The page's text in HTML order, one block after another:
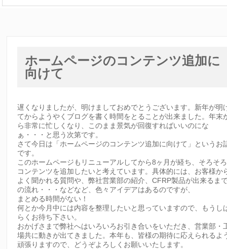
ホームページのコンテンツ追加に
向けて
遅くなりましたが、明けましておめでとうございます。新年が明
てからようやくブログを書く時間をとることが出来ました。年末
ら非常に忙しくなり、このまま景気が回復すればいいのにな
ぁ・・・と思う次第です。
さて今日は「ホームページのコンテンツ追加に向けて」というお
です。
このホームページもリニューアルしてから8ヶ月が経ち、そろそろ
コンテンツを追加したいと考えています。具体的には、お客様か
よく聞かれる質問や、弊社営業部の紹介、CFRP製品が出来るま
の流れ・・・などなど、色々アイデアはあるのですが、
まとめる時間がない！
何とか今月中には内容を整理したいと思っていますので、もうし
らくお待ち下さい。
おかげさまで弊社へはいろいろお引き合いをいただき、営業部・
場共に動きが出てきました。本年も、皆様の期待に応えられるよ
頑張りますので、どうぞよろしくお願いいたします。